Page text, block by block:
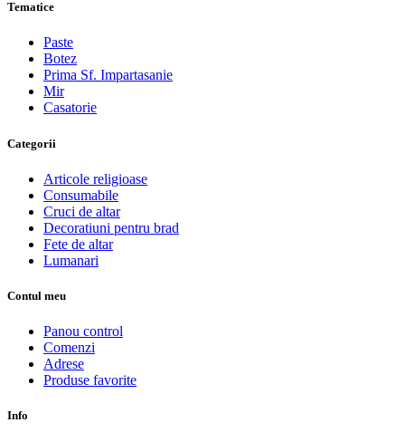
Tematice
Paste
Botez
Prima Sf. Impartasanie
Mir
Casatorie
Categorii
Articole religioase
Consumabile
Cruci de altar
Decoratiuni pentru brad
Fete de altar
Lumanari
Contul meu
Panou control
Comenzi
Adrese
Produse favorite
Info